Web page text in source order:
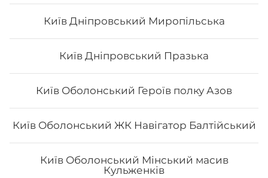
Київ Дніпровський Миропільська
Київ Дніпровський Празька
Київ Оболонський Героїв полку Азов
Київ Оболонський ЖК Навігатор Балтійський
Київ Оболонський Мінський масив
Кульженків
Чіз рол з креветкою